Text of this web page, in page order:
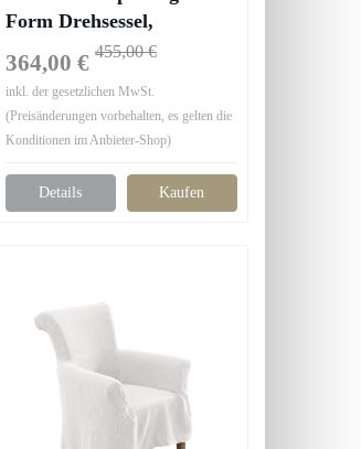
Form Drehsessel,
Aluminium / weiß
364,00 € 455,00 €
inkl. der gesetzlichen MwSt.
(Preisänderungen vorbehalten, es gelten die
Konditionen im Anbieter-Shop)
Details Kaufen